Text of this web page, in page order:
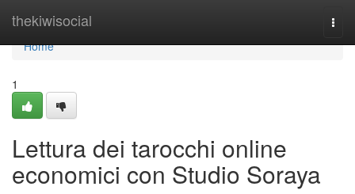
thekiwisocial
Home
Home
1
Lettura dei tarocchi online
economici con Studio Soraya